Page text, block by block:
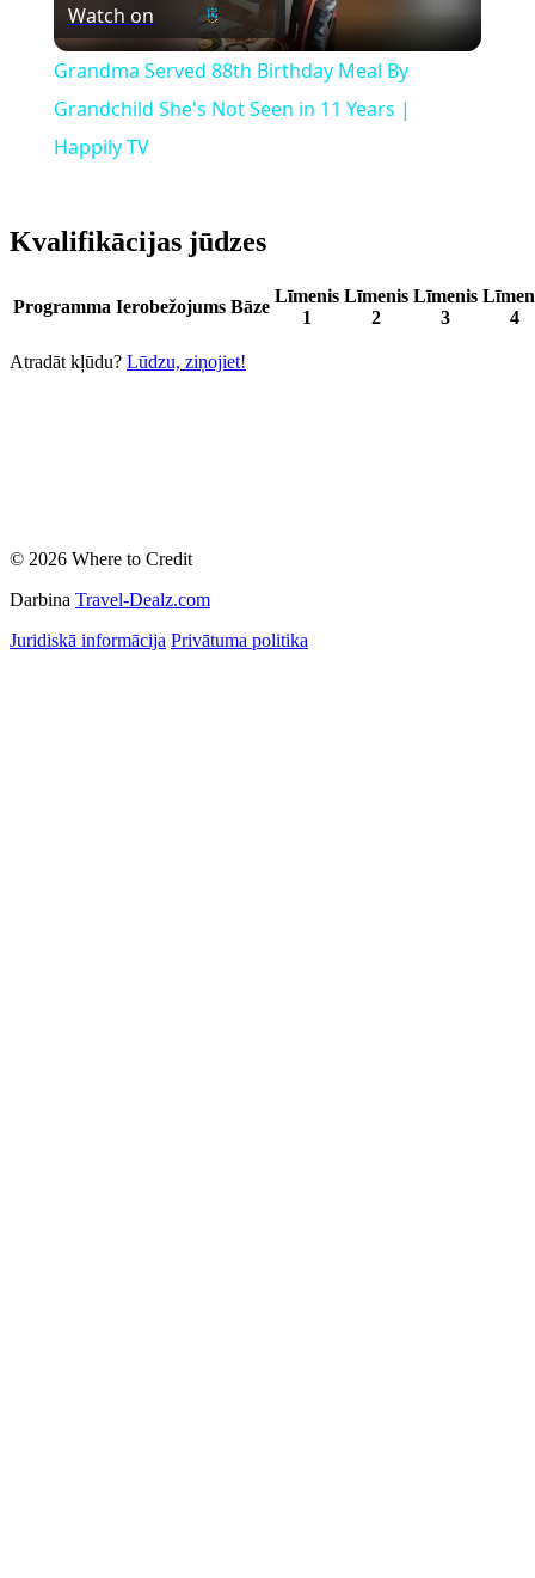
Video
Watch on
Grandma Served 88th Birthday Meal By
Grandchild She's Not Seen in 11 Years |
Happily TV
Kvalifikācijas jūdzes
Programma Ierobežojums Bāze
Līmenis
1
Līmenis
2
Līmenis
3
4
Atradāt kļūdu? Lūdzu, ziņojiet!
© 2026 Where to Credit
Darbina Travel-Dealz.com
Juridiskā informācija Privātuma politika